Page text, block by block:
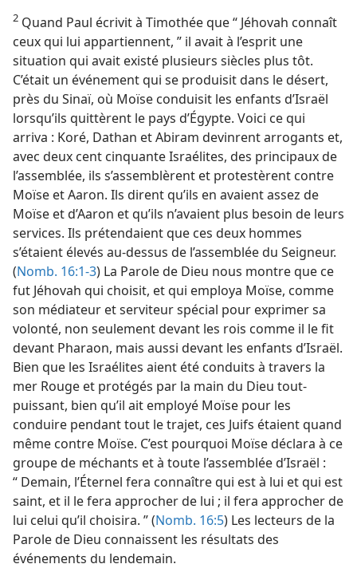
2 Quand Paul écrivit à Timothée que “ Jéhovah connaît
ceux qui lui appartiennent, ” il avait à l’esprit une
situation qui avait existé plusieurs siècles plus tôt.
C’était un événement qui se produisit dans le désert,
près du Sinaï, où Moïse conduisit les enfants d’Israël
lorsqu’ils quittèrent le pays d’Égypte. Voici ce qui
arriva : Koré, Dathan et Abiram devinrent arrogants et,
avec deux cent cinquante Israélites, des principaux de
l’assemblée, ils s’assemblèrent et protestèrent contre
Moïse et Aaron. Ils dirent qu’ils en avaient assez de
Moïse et d’Aaron et qu’ils n’avaient plus besoin de leurs
services. Ils prétendaient que ces deux hommes
s’étaient élevés au-dessus de l’assemblée du Seigneur.
(Nomb. 16:1-3) La Parole de Dieu nous montre que ce
fut Jéhovah qui choisit, et qui employa Moïse, comme
son médiateur et serviteur spécial pour exprimer sa
volonté, non seulement devant les rois comme il le fit
devant Pharaon, mais aussi devant les enfants d’Israël.
Bien que les Israélites aient été conduits à travers la
mer Rouge et protégés par la main du Dieu tout-
puissant, bien qu’il ait employé Moïse pour les
conduire pendant tout le trajet, ces Juifs étaient quand
même contre Moïse. C’est pourquoi Moïse déclara à ce
groupe de méchants et à toute l’assemblée d’Israël :
“ Demain, l’Éternel fera connaître qui est à lui et qui est
saint, et il le fera approcher de lui ; il fera approcher de
lui celui qu’il choisira. ” (Nomb. 16:5) Les lecteurs de la
Parole de Dieu connaissent les résultats des
événements du lendemain.